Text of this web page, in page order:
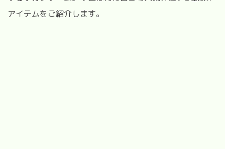
アイテムをご紹介します。